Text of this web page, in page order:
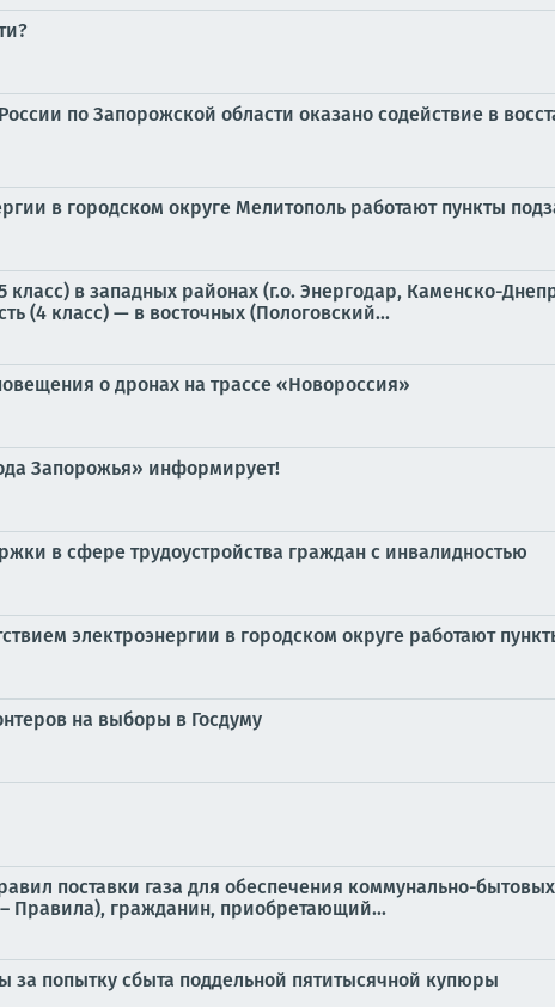
по Запорожской области оказано содействие в
в городском округе Мелитополь работают пункты
в западных районах (г.о. Энергодар, Каменско-
(4 класс) — в восточных (Пологовский...
о дронах на трассе «Новороссия»
Запорожья» информирует!
в сфере трудоустройства граждан с инвалидностью
электроэнергии в городском округе работают
на выборы в Госдуму
поставки газа для обеспечения коммунально-
Правила), гражданин, приобретающий...
попытку сбыта поддельной пятитысячной купюры